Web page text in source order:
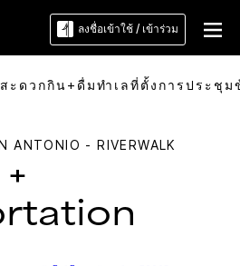
ลงชื่อเข้าใช้ / เข้าร่วม
ะดวกกิน+ดื่มทำเลที่ตั้ง การประชุม
ANTONIO - RIVERWALK